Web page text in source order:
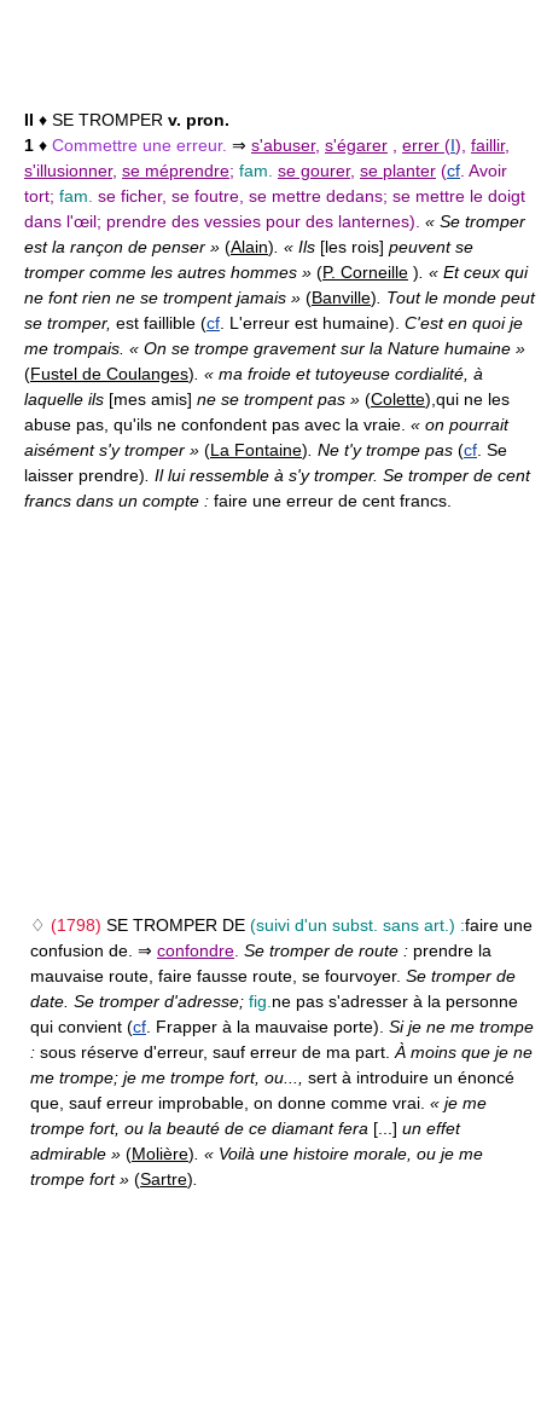
II ♦ SE TROMPER v. pron.
1 ♦ Commettre une erreur. ⇒ s'abuser, s'égarer , errer (I), faillir,
s'illusionner, se méprendre; fam. se gourer, se planter (cf. Avoir
tort; fam. se ficher, se foutre, se mettre dedans; se mettre le doigt
dans l'œil; prendre des vessies pour des lanternes). « Se tromper
est la rançon de penser » (Alain). « Ils [les rois] peuvent se
tromper comme les autres hommes » (P. Corneille ). « Et ceux qui
ne font rien ne se trompent jamais » (Banville). Tout le monde peut
se tromper, est faillible (cf. L'erreur est humaine). C'est en quoi je
me trompais. « On se trompe gravement sur la Nature humaine »
(Fustel de Coulanges). « ma froide et tutoyeuse cordialité, à
laquelle ils [mes amis] ne se trompent pas » (Colette),qui ne les
abuse pas, qu'ils ne confondent pas avec la vraie. « on pourrait
aisément s'y tromper » (La Fontaine). Ne t'y trompe pas (cf. Se
laisser prendre). Il lui ressemble à s'y tromper. Se tromper de cent
francs dans un compte : faire une erreur de cent francs.
♢ (1798) SE TROMPER DE (suivi d'un subst. sans art.) :faire une
confusion de. ⇒ confondre. Se tromper de route : prendre la
mauvaise route, faire fausse route, se fourvoyer. Se tromper de
date. Se tromper d'adresse; fig.ne pas s'adresser à la personne
qui convient (cf. Frapper à la mauvaise porte). Si je ne me trompe
: sous réserve d'erreur, sauf erreur de ma part.À moins que je ne
me trompe; je me trompe fort, ou..., sert à introduire un énoncé
que, sauf erreur improbable, on donne comme vrai. « je me
trompe fort, ou la beauté de ce diamant fera [...] un effet
admirable » (Molière). « Voilà une histoire morale, ou je me
trompe fort » (Sartre).